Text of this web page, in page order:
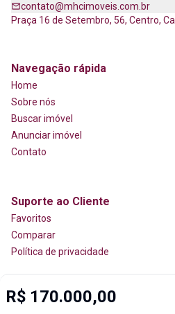
R$ 170.000,00
contato@mhcimoveis.com.br
Praça 16 de Setembro, 56, Centro,
Navegação rápida
Home
Sobre nós
Buscar imóvel
Anunciar imóvel
Contato
Suporte ao Cliente
Favoritos
Comparar
Política de privacidade